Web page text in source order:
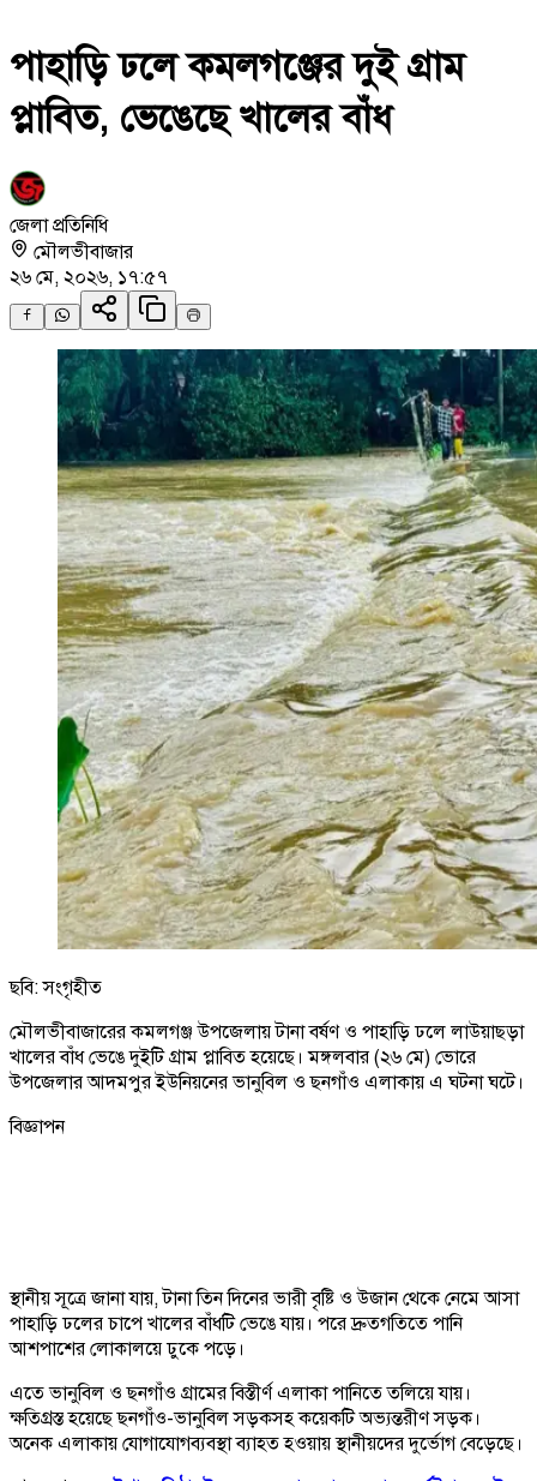
পাহাড়ি ঢলে কমলগঞ্জের দুই গ্রাম
প্লাবিত, ভেঙেছে খালের বাঁধ
জেলা প্রতিনিধি
মৌলভীবাজার
২৬ মে, ২০২৬, ১৭:৫৭
ছবি: সংগৃহীত
মৌলভীবাজারের কমলগঞ্জ উপজেলায় টানা বর্ষণ ও পাহাড়ি ঢলে লাউয়াছড়া
খালের বাঁধ ভেঙে দুইটি গ্রাম প্লাবিত হয়েছে। মঙ্গলবার (২৬ মে) ভোরে
উপজেলার আদমপুর ইউনিয়নের ভানুবিল ও ছনগাঁও এলাকায় এ ঘটনা ঘটে।
বিজ্ঞাপন
স্থানীয় সূত্রে জানা যায়, টানা তিন দিনের ভারী বৃষ্টি ও উজান থেকে নেমে আসা
পাহাড়ি ঢলের চাপে খালের বাঁধটি ভেঙে যায়। পরে দ্রুতগতিতে পানি
আশপাশের লোকালয়ে ঢুকে পড়ে।
এতে ভানুবিল ও ছনগাঁও গ্রামের বিস্তীর্ণ এলাকা পানিতে তলিয়ে যায়।
ক্ষতিগ্রস্ত হয়েছে ছনগাঁও-ভানুবিল সড়কসহ কয়েকটি অভ্যন্তরীণ সড়ক।
অনেক এলাকায় যোগাযোগব্যবস্থা ব্যাহত হওয়ায় স্থানীয়দের দুর্ভোগ বেড়েছে।